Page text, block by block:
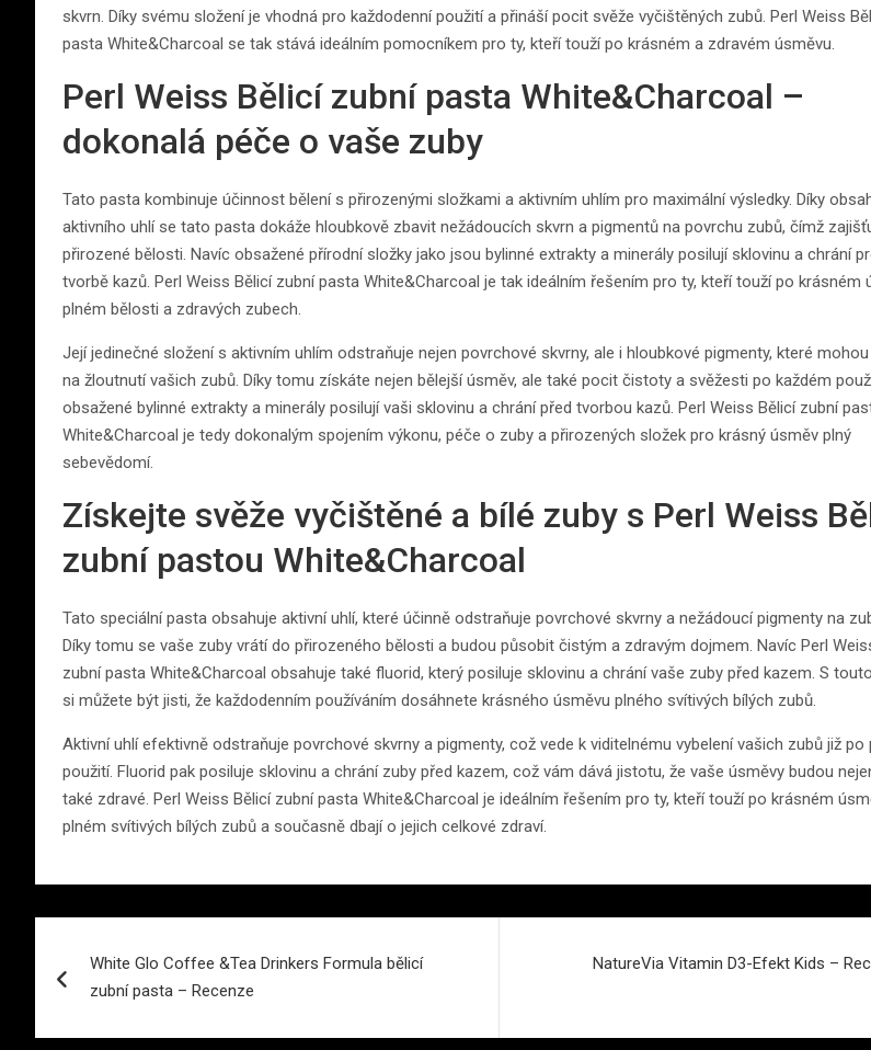
skvrn. Díky svému složení je vhodná pro každodenní použití a přináší pocit svěže vyčištěných zubů. Perl Weiss
pasta White&Charcoal se tak stává ideálním pomocníkem pro ty, kteří touží po krásném a zdravém úsměvu.
Perl Weiss Bělicí zubní pasta White&Charcoal –
dokonalá péče o vaše zuby
Tato pasta kombinuje účinnost bělení s přirozenými složkami a aktivním uhlím pro maximální výsledky. Díky
aktivního uhlí se tato pasta dokáže hloubkově zbavit nežádoucích skvrn a pigmentů na povrchu zubů, čímž
přirozené bělosti. Navíc obsažené přírodní složky jako jsou bylinné extrakty a minerály posilují sklovinu a chrání
tvorbě kazů. Perl Weiss Bělicí zubní pasta White&Charcoal je tak ideálním řešením pro ty, kteří touží po krásném
plném bělosti a zdravých zubech.
Její jedinečné složení s aktivním uhlím odstraňuje nejen povrchové skvrny, ale i hloubkové pigmenty, které
na žloutnutí vašich zubů. Díky tomu získáte nejen bělejší úsměv, ale také pocit čistoty a svěžesti po každém
obsažené bylinné extrakty a minerály posilují vaši sklovinu a chrání před tvorbou kazů. Perl Weiss Bělicí zubní
White&Charcoal je tedy dokonalým spojením výkonu, péče o zuby a přirozených složek pro krásný úsměv plný
sebevědomí.
Získejte svěže vyčištěné a bílé zuby s Perl Weiss
zubní pastou White&Charcoal
Tato speciální pasta obsahuje aktivní uhlí, které účinně odstraňuje povrchové skvrny a nežádoucí pigmenty na
Díky tomu se vaše zuby vrátí do přirozeného bělosti a budou působit čistým a zdravým dojmem. Navíc Perl
zubní pasta White&Charcoal obsahuje také fluorid, který posiluje sklovinu a chrání vaše zuby před kazem. S
si můžete být jisti, že každodenním používáním dosáhnete krásného úsměvu plného svítivých bílých zubů.
Aktivní uhlí efektivně odstraňuje povrchové skvrny a pigmenty, což vede k viditelnému vybelení vašich zubů již po
použití. Fluorid pak posiluje sklovinu a chrání zuby před kazem, což vám dává jistotu, že vaše úsměvy budou
také zdravé. Perl Weiss Bělicí zubní pasta White&Charcoal je ideálním řešením pro ty, kteří touží po krásném
plném svítivých bílých zubů a současně dbají o jejich celkové zdraví.
pro
příspěvek
White Glo Coffee &Tea Drinkers Formula bělicí
zubní pasta – Recenze
NatureVia Vitamin D3-Efekt Kids –